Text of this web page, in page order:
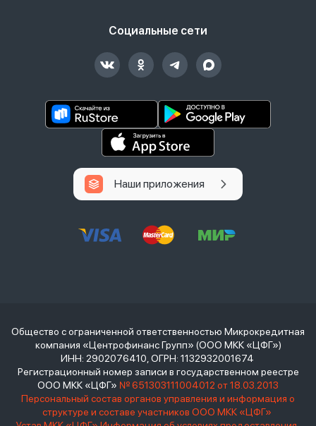
Социальные сети
Наши приложения
Общество с ограниченной ответственностью Микрокредитная
компания «Центрофинанс Групп» (ООО МКК «ЦФГ»)
ИНН: 2902076410, ОГРН: 1132932001674
Регистрационный номер записи в государственном реестре
ООО МКК «ЦФГ» № 651303111004012 от 18.03.2013
Персональный состав органов управления и информация о
структуре и составе участников ООО МКК «ЦФГ»